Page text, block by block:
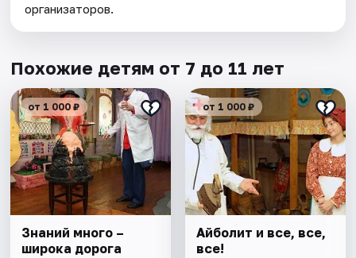
организаторов.
Похожие детям от 7 до 11 лет
от 1 000 ₽
Знаний много –
широка дорога
от 1 000 ₽
Айболит и все, все,
все!